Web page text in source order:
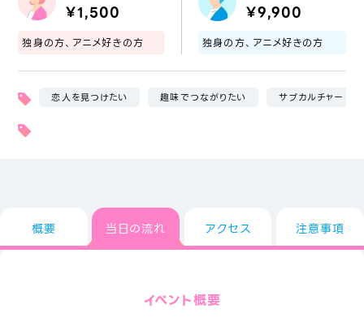
￥1,500
独身の方、アニメ好きの方
￥9,900
独身の方、アニメ好きの方
恋人を見つけたい 趣味でつながりたい サブカルチャー
概要 当日の流れ アクセス 注意事項
イベント概要